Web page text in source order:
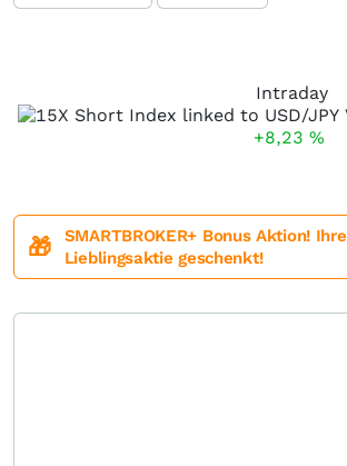
Intraday
+8,23 %
🎁
SMARTBROKER+ Bonus Aktion! Ihre
Lieblingsaktie geschenkt!